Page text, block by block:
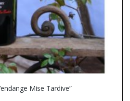
Mise Tardive”